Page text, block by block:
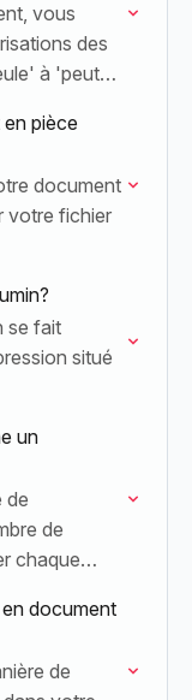
vous
des
à 'peut
pièce
document
votre fichier
se fait
situé
un
de
de
chaque
document
de